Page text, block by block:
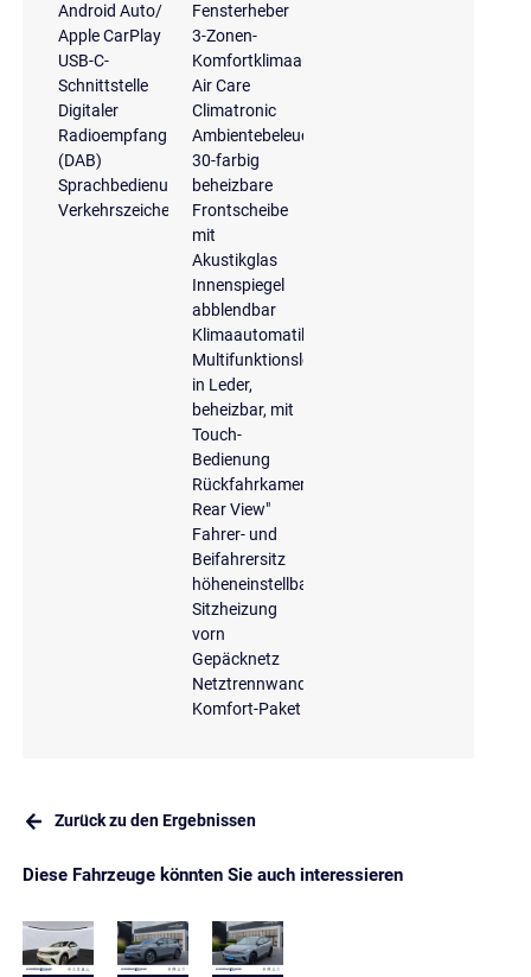
Android Auto/
Apple CarPlay
USB-C-
Schnittstelle
Digitaler
Radioempfang
(DAB)
Sprachbedienungssystem
Verkehrszeichenerkennung
Fensterheber
3-Zonen-
Komfortklimaautomatik
Air Care
Climatronic
Ambientebeleuchtung
30-farbig
beheizbare
Frontscheibe
mit
Akustikglas
Innenspiegel
abblendbar
Klimaautomatik
Multifunktionslenkrad
in Leder,
beheizbar, mit
Touch-
Bedienung
Rückfahrkamera
Rear View"
Fahrer- und
Beifahrersitz
höheneinstellbar
Sitzheizung
vorn
Gepäcknetz
Netztrennwand
Komfort-Paket
Zurück zu den Ergebnissen
Diese Fahrzeuge könnten Sie auch interessieren